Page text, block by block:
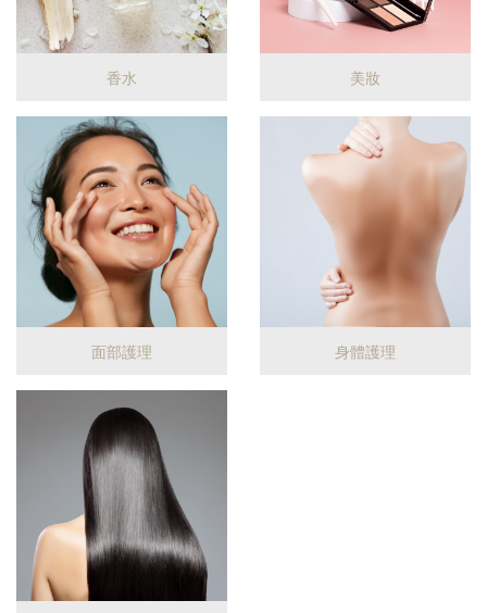
香水 美妝
面部護理 身體護理